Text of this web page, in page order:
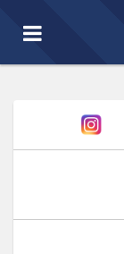
Toggle
navigation